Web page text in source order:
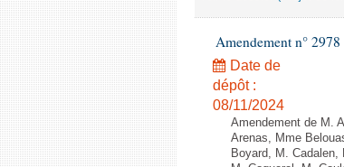
Amendement n°
Date de
dépôt :
08/11/2024
Amendement de M.
Arenas, Mme
Boyard, M.